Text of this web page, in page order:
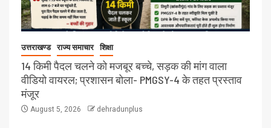
उत्तराखण्ड राज्य समाचार शिक्षा
14 किमी पैदल चलने को मजबूर बच्चे, सड़क की मांग वाला
वीडियो वायरल; प्रशासन बोला- PMGSY-4 के तहत प्रस्ताव
मंजूर
August 5, 2026 dehradunplus